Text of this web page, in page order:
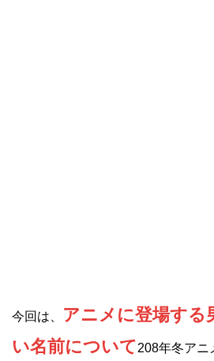
今回は、
アニメに登場する
い名前について208年冬アニ